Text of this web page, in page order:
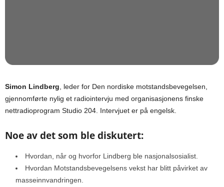
Simon Lindberg , leder for Den nordiske motstandsbevegelsen,
gjennomførte nylig et radiointervju med organisasjonens finske
nettradioprogram Studio 204. Intervjuet er på engelsk.
Noe av det som ble diskutert:
Hvordan, når og hvorfor Lindberg ble nasjonalsosialist.
Hvordan Motstandsbevegelsens vekst har blitt påvirket av
masseinnvandringen.